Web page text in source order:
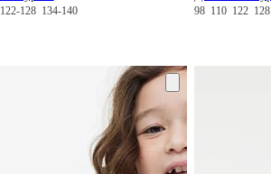
122-128 134-140 98 110 122